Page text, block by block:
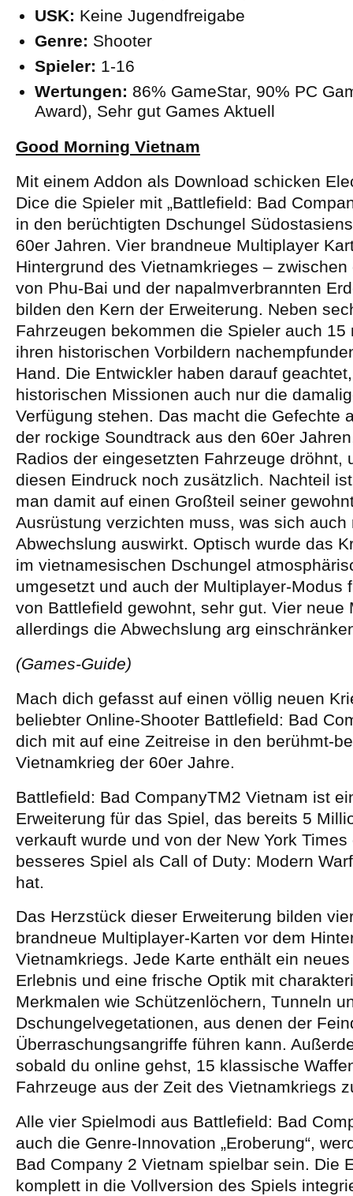
USK: Keine Jugendfreigabe
Genre: Shooter
Spieler: 1-16
Wertungen: 86% GameStar, 90% PC
Award), Sehr gut Games Aktuell
Good Morning Vietnam
Mit einem Addon als Download schicken
Dice die Spieler mit „Battlefield: Bad
in den berüchtigten Dschungel
60er Jahren. Vier brandneue Multiplayer
Hintergrund des Vietnamkrieges –
von Phu-Bai und der napalmverbrannten
bilden den Kern der Erweiterung. Neben
Fahrzeugen bekommen die Spieler auch 15
ihren historischen Vorbildern
Hand. Die Entwickler haben darauf
historischen Missionen auch nur die
Verfügung stehen. Das macht die Gefechte
der rockige Soundtrack aus den 60er
Radios der eingesetzten Fahrzeuge dröhnt,
diesen Eindruck noch zusätzlich. Nachteil
man damit auf einen Großteil seiner
Ausrüstung verzichten muss, was sich auch
Abwechslung auswirkt. Optisch wurde das
im vietnamesischen Dschungel
umgesetzt und auch der Multiplayer-Modus
von Battlefield gewohnt, sehr gut. Vier neue
allerdings die Abwechslung arg
(Games-Guide)
Mach dich gefasst auf einen völlig neuen
beliebter Online-Shooter Battlefield: Bad
dich mit auf eine Zeitreise in den berühmt-
Vietnamkrieg der 60er Jahre.
Battlefield: Bad CompanyTM2 Vietnam ist
Erweiterung für das Spiel, das bereits 5
verkauft wurde und von der New York Times
besseres Spiel als Call of Duty: Modern
hat.
Das Herzstück dieser Erweiterung bilden
brandneue Multiplayer-Karten vor dem
Vietnamkriegs. Jede Karte enthält ein
Erlebnis und eine frische Optik mit
Merkmalen wie Schützenlöchern, Tunneln
Dschungelvegetationen, aus denen der
Überraschungsangriffe führen kann.
sobald du online gehst, 15 klassische
Fahrzeuge aus der Zeit des Vietnamkriegs
Alle vier Spielmodi aus Battlefield: Bad
auch die Genre-Innovation „Eroberung“,
Bad Company 2 Vietnam spielbar sein. Die
komplett in die Vollversion des Spiels